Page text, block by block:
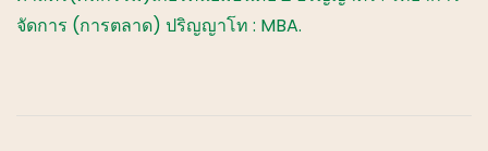
จัดการ (การตลาด) ปริญญาโท : MBA.